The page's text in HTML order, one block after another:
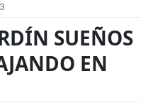
SUEÑOS
EN